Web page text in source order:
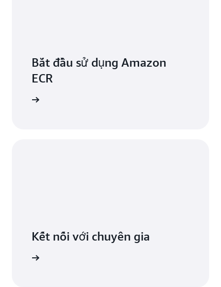
Bắt đầu sử dụng Amazon
ECR
Kết nối với chuyên gia